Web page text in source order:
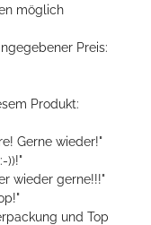
möglich
Preis:
Produkt:
Gerne wieder!"
))!"
wieder gerne!!!"
und Top